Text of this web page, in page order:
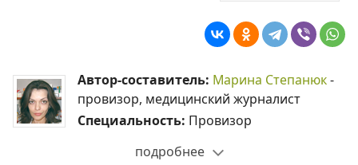
Автор-составитель: Марина Степанюк-
провизор, медицинский журналист
Специальность: Провизор
подробнее